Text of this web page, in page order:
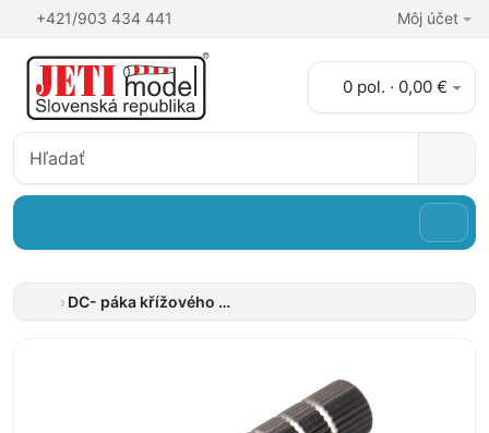
+421/903 434 441 Môj účet
0 pol. · 0,00 €
DC- páka křížového ovladače -dlhá